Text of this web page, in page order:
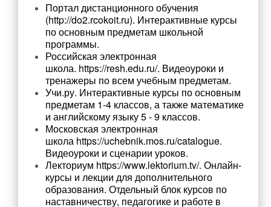
Служба медиации
Медицинский кабинет
Библиотека
Служба здоровья
Организация отдыха и оздоровления детей
Охрана труда
Снижение бюрократической нагрузки на
учителя
Портал дистанционного обучения
(http://do2.rcokoit.ru). Интерактивные курсы
по основным предметам школьной
программы.
Российская электронная
школа. https://resh.edu.ru/. Видеоуроки и
тренажеры по всем учебным предметам.
Учи.ру. Интерактивные курсы по основным
предметам 1-4 классов, а также математике
и английскому языку 5 - 9 классов.
Московская электронная
школа https://uchebnik.mos.ru/catalogue.
Видеоуроки и сценарии уроков.
Лекториум https://www.lektorium.tv/. Онлайн-
курсы и лекции для дополнительного
образования. Отдельный блок курсов по
наставничеству, педагогике и работе в